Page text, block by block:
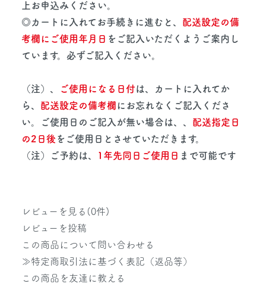
上お申込みください。
◎カートに入れてお手続きに進むと、 配送設定の備
考欄にご使用年月日 をご記入いただくようご案内し
ています。必ずご記入ください。
（注）、 ご使用になる日付は、カートに入れてか
ら、 配送設定の備考欄 にお忘れなくご記入くださ
い。ご使用日のご記入が無い場合は、、 配送指定日
の2日後 をご使用日とさせていただきます。
（注）ご予約は、
1年先同日ご使用日 まで可能です
レビューを見る(0件)
レビューを投稿
この商品について問い合わせる
≫特定商取引法に基づく表記（返品等）
この商品を友達に教える